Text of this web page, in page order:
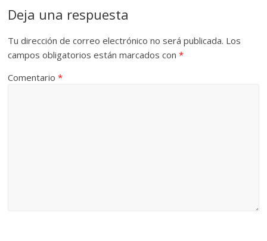
Deja una respuesta
Tu dirección de correo electrónico no será publicada. Los
campos obligatorios están marcados con*
Comentario*